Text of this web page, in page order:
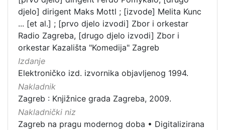
djelo] dirigent Maks Mottl ; [izvode] Melita Kunc
... [et al.] ; [prvo djelo izvodi] Zbor i orkestar
Radio Zagreba, [drugo djelo izvodi] Zbor i
orkestar Kazališta "Komedija" Zagreb
Izdanje
Elektroničko izd. izvornika objavljenog 1994.
Nakladnik
Zagreb : Knjižnice grada Zagreba, 2009.
Nakladnički niz
Zagreb na pragu modernog doba • Digitalizirana